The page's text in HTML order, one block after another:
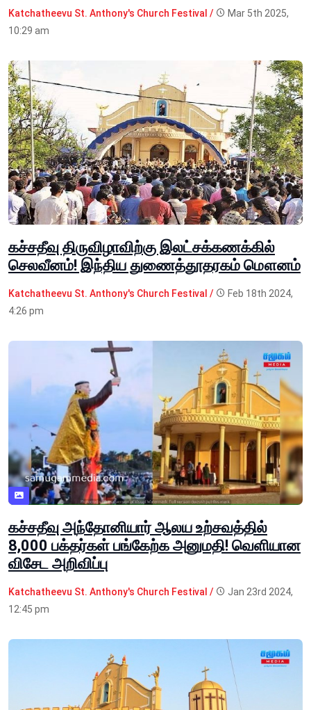
Katchatheevu St. Anthony's Church Festival /
Mar 5th 2025,
10:29 am
கச்சதீவு திருவிழாவிற்கு இலட்சக்கணக்கில்
செலவீனம்! இந்திய துணைத்தூதரகம் மௌனம்
Katchatheevu St. Anthony's Church Festival /
Feb 18th 2024,
4:26 pm
கச்சதீவு அந்தோனியார் ஆலய உற்சவத்தில்
8,000 பக்தர்கள் பங்கேற்க அனுமதி! வெளியான
விசேட அறிவிப்பு
Katchatheevu St. Anthony's Church Festival /
Jan 23rd 2024,
12:45 pm